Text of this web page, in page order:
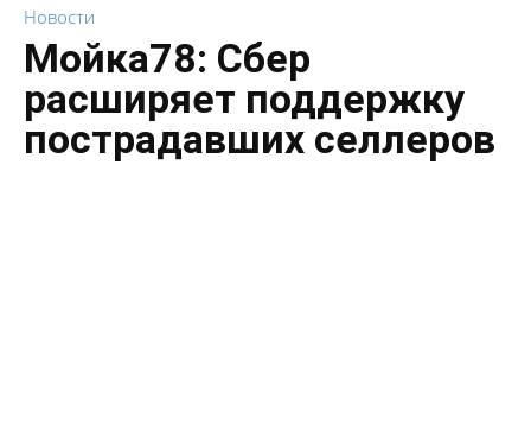
Новости
Мойка78: Сбер
расширяет поддержку
пострадавших селлеров